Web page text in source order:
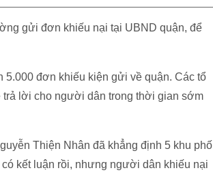
gửi đơn khiếu nại tại UBND quận, để
đơn khiếu kiện gửi về quận. Các tổ
trả lời cho người dân trong thời gian sớm
Thiện Nhân đã khẳng định 5 khu phố
kết luận rồi, nhưng người dân khiếu nại